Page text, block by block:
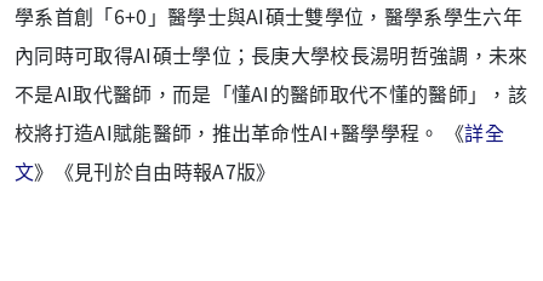
學系首創「6+0」醫學士與AI碩士雙學位，醫學系學生六年
內同時可取得AI碩士學位；長庚大學校長湯明哲強調，未來
不是AI取代醫師，而是「懂AI的醫師取代不懂的醫師」，該
校將打造AI賦能醫師，推出革命性AI+醫學學程。 《詳全
文》 《見刊於自由時報A7版》